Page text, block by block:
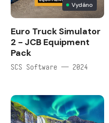
Vydáno
Euro Truck Simulator
2 - JCB Equipment
Pack
SCS Software — 2024